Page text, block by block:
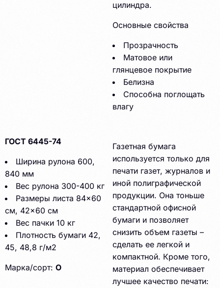
цилиндра.
Основные свойства
Прозрачность
Матовое или
глянцевое покрытие
Белизна
Способна поглощать
влагу
ГОСТ 6445-74
Ширина рулона 600,
840 мм
Вес рулона 300-400 кг
Размеры листа 84×60
см, 42×60 см
Вес пачки 10 кг
Плотность бумаги 42,
45, 48,8 г/м2
Марка/сорт: О
Газетная бумага
используется только для
печати газет, журналов и
иной полиграфической
продукции. Она тоньше
стандартной офисной
бумаги и позволяет
снизить объем газеты –
сделать ее легкой и
компактной. Кроме того,
материал обеспечивает
лучшее качество печати: